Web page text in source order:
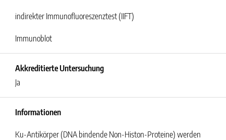
indirekter Immunofluoreszenztest (IIFT)
Immunoblot
Akkreditierte Untersuchung
Ja
Informationen
Ku-Antikörper (DNA bindende Non-Histon-Proteine) werden